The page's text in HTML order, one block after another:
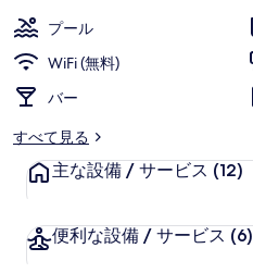
プール
WiFi (無料)
バー
すべて見る
主な設備 / サービス (12)
便利な設備 / サービス (6)